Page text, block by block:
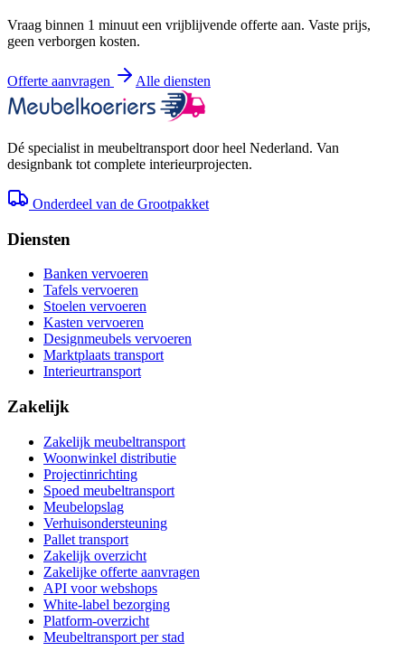
Vraag binnen 1 minuut een vrijblijvende offerte aan. Vaste prijs,
geen verborgen kosten.
Offerte aanvragen Alle diensten
Dé specialist in meubeltransport door heel Nederland. Van
designbank tot complete interieurprojecten.
Onderdeel van de Grootpakket
Diensten
Banken vervoeren
Tafels vervoeren
Stoelen vervoeren
Kasten vervoeren
Designmeubels vervoeren
Marktplaats transport
Interieurtransport
Zakelijk
Zakelijk meubeltransport
Woonwinkel distributie
Projectinrichting
Spoed meubeltransport
Meubelopslag
Verhuisondersteuning
Pallet transport
Zakelijk overzicht
Zakelijke offerte aanvragen
API voor webshops
White-label bezorging
Platform-overzicht
Meubeltransport per stad